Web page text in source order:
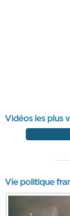
Vidéos les plus
Vie politique